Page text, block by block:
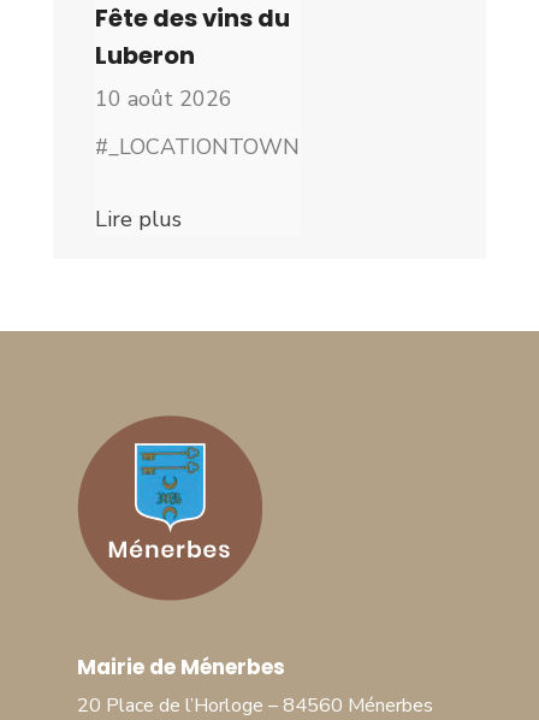
Fête des vins du
Luberon
10 août 2026
#_LOCATIONTOWN
Lire plus
Mairie de Ménerbes
20 Place de l’Horloge – 84560 Ménerbes